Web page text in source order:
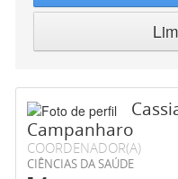
Campanharo
COORDENADOR(A)
CIÊNCIAS DA SAÚDE